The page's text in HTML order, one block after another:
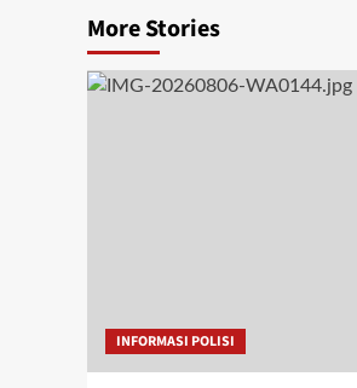
More Stories
INFORMASI POLISI